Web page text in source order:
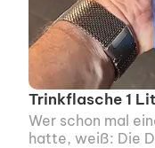
Trinkflasche 1
Wer schon mal
hatte, weiß: Die